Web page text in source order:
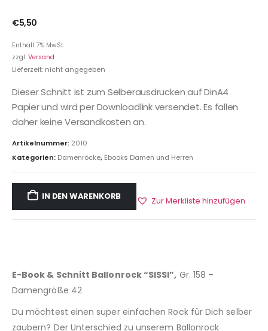
€5,50
Enthält 7% MwSt.
zzgl. Versand
Lieferzeit: nicht angegeben
Dieser Schnitt ist zum Selberausdrucken auf DinA4
Papier und wird per Downloadlink versendet. Es fallen
daher keine Versandkosten an.
Artikelnummer: 2010
Kategorien: Damenröcke, Ebooks Damen und Herren
IN DEN WARENKORB Zur Merkliste hinzufügen
E-Book & Schnitt Ballonrock “SISSI”, Gr. 158 –
Damengröße 42
Du möchtest einen super einfachen Rock für Dich selber
zaubern? Der Unterschied zu unserem Ballonrock